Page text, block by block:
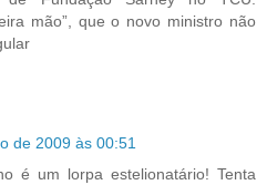
mão”, que o novo ministro não
de 2009 às 00:51
é um lorpa estelionatário! Tenta